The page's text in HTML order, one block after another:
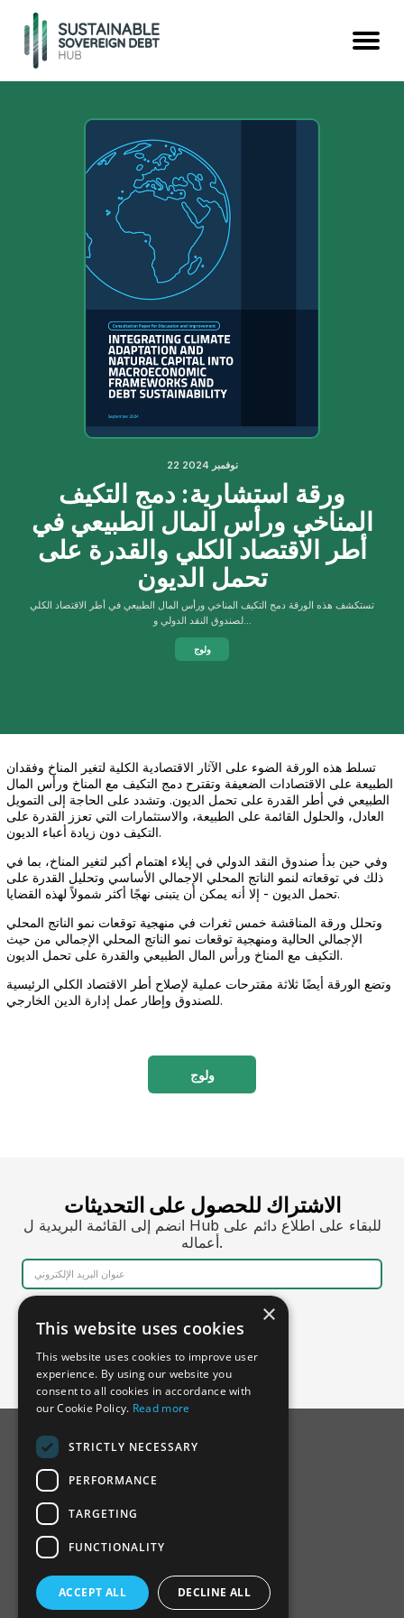
22 نوفمبر 2024
ورقة استشارية: دمج التكيف
المناخي ورأس المال الطبيعي في
أطر الاقتصاد الكلي والقدرة على
تحمل الديون
تستكشف هذه الورقة دمج التكيف المناخي ورأس المال الطبيعي في أطر الاقتصاد الكلي
لصندوق النقد الدولي و...
ولوج
تسلط هذه الورقة الضوء على الآثار الاقتصادية الكلية لتغير المناخ وفقدان
الطبيعة على الاقتصادات الضعيفة وتقترح دمج التكيف مع المناخ ورأس المال
الطبيعي في أطر القدرة على تحمل الديون. وتشدد على الحاجة إلى التمويل
العادل، والحلول القائمة على الطبيعة، والاستثمارات التي تعزز القدرة على
التكيف دون زيادة أعباء الديون.
وفي حين بدأ صندوق النقد الدولي في إيلاء اهتمام أكبر لتغير المناخ، بما في
ذلك في توقعاته لنمو الناتج المحلي الإجمالي الأساسي وتحليل القدرة على
تحمل الديون - إلا أنه يمكن أن يتبنى نهجًا أكثر شمولاً لهذه القضايا.
وتحلل ورقة المناقشة خمس ثغرات في منهجية توقعات نمو الناتج المحلي
الإجمالي الحالية ومنهجية توقعات نمو الناتج المحلي الإجمالي من حيث
التكيف مع المناخ ورأس المال الطبيعي والقدرة على تحمل الديون.
وتضع الورقة أيضًا ثلاثة مقترحات عملية لإصلاح أطر الاقتصاد الكلي الرئيسية
للصندوق وإطار عمل إدارة الدين الخارجي.
ولوج
الاشتراك للحصول على التحديثات
انضم إلى القائمة البريدية ل Hub للبقاء على اطلاع دائم على
أعماله.
عن الجمعية السعودية لحقوق الإنسان
المجلس الاستشاري
×
This website uses cookies
This website uses cookies to improve user
experience. By using our website you
consent to all cookies in accordance with
our Cookie Policy. Read more
STRICTLY NECESSARY
PERFORMANCE
TARGETING
FUNCTIONALITY
ACCEPT ALL DECLINE ALL